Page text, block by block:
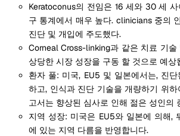
Keratoconus의 전임은 16 세와 30 세
구 통계에서 매우 높다. clinicians 중의
진단 및 개입에 주도했다.
Corneal Cross-linking과 같은 치료 기
상당한 시장 성장을 구동 할 것으로 예상
환자 풀: 미국, EU5 및 일본에서는, 진
하고, 인식과 진단 기술을 개량하기 위
고서는 향상된 심사로 인해 젊은 성인의
지역 성장: 미국은 EU5와 일본에 의해,
에 있는 지역 다름을 반영합니다.